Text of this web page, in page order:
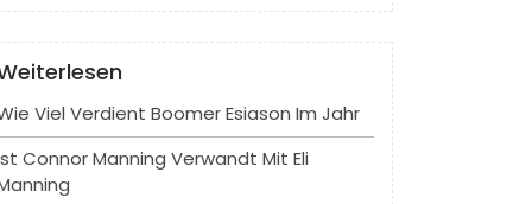
Viel Verdient Boomer Esiason Im Jahr
Connor Manning Verwandt Mit Eli